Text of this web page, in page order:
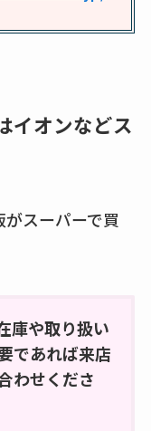
ング販売終了
わりの代用品
薬局やイオン
すすめや効果
イオンなどス
スーパーで買
庫や取り扱い
であれば来店
わせくださ